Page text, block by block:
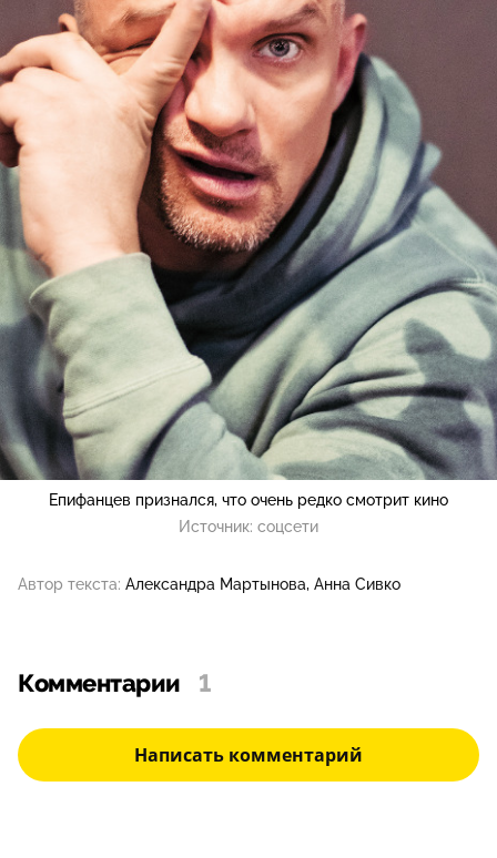
Епифанцев признался, что очень редко смотрит кино
Источник: соцсети
Автор текста: Александра Мартынова Анна Сивко
Комментарии 1
Написать комментарий